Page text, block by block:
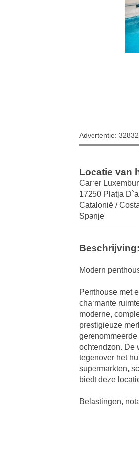
Advertentie:
Locatie van
Carrer
17250 Platja
Catalonië /
Spanje
Beschrijving:
Modern
Penthouse met
charmante
moderne,
prestigieuze
ochtendzon. De
tegenover het
supermarkten,
biedt deze
Belastingen,